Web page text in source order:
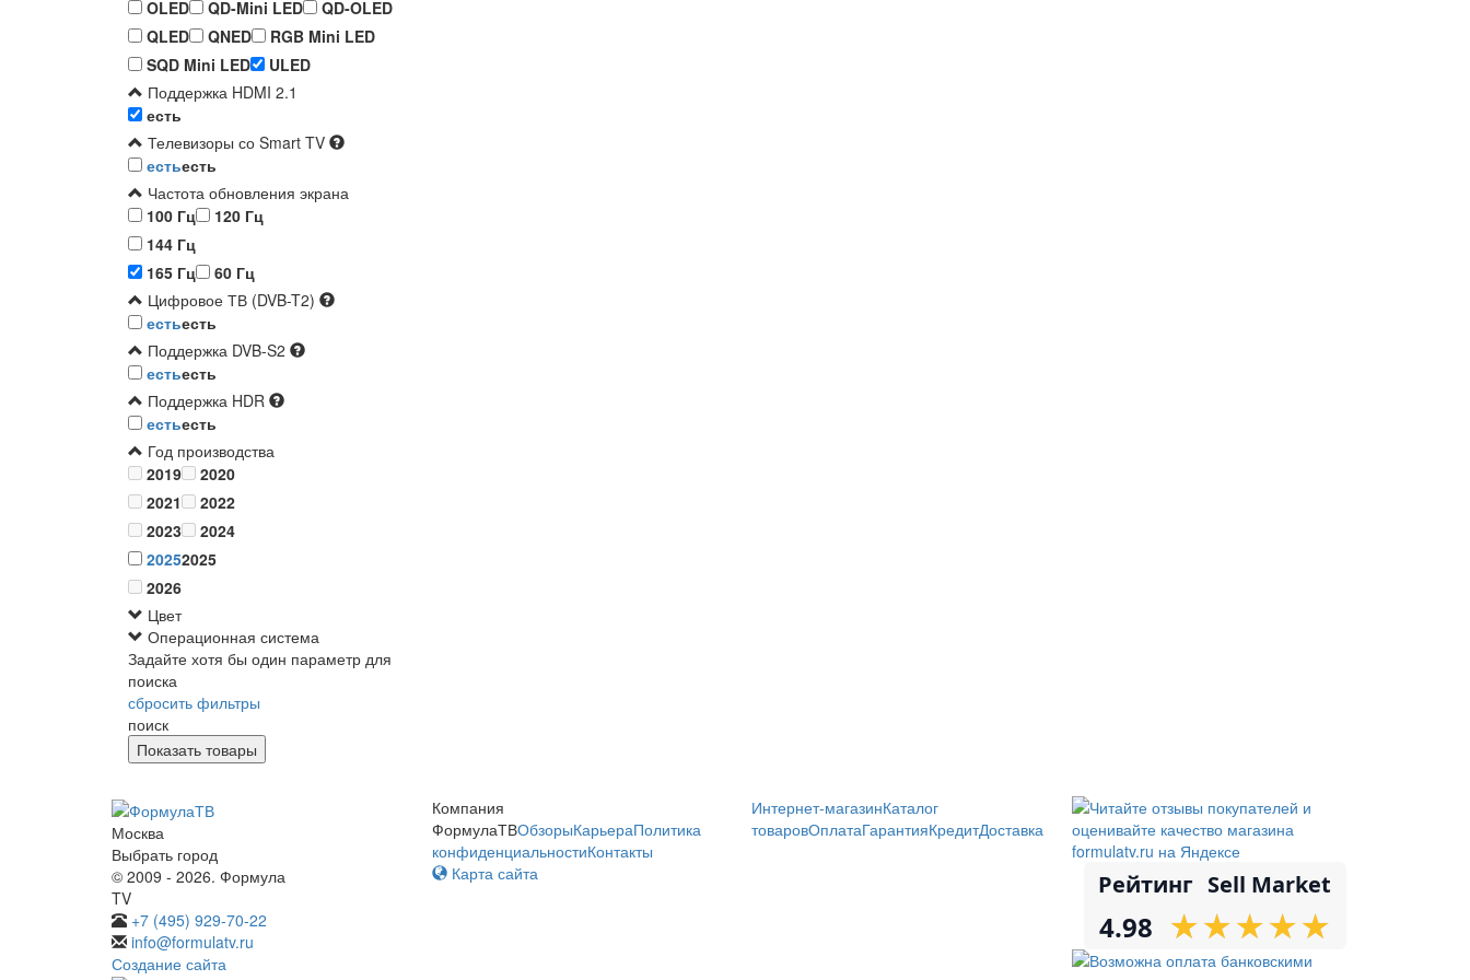
OLED
QD-Mini LED
QD-OLED
QLED
QNED
RGB Mini LED
SQD Mini LED
ULED
Поддержка HDMI 2.1
есть
Телевизоры со Smart TV
естьесть
Частота обновления экрана
100 Гц
120 Гц
144 Гц
165 Гц
60 Гц
Цифровое ТВ (DVB-T2)
естьесть
Поддержка DVB-S2
естьесть
Поддержка HDR
естьесть
Год производства
2019
2020
2021
2022
2023
2024
20252025
2026
Цвет
Операционная система
Задайте хотя бы один параметр для
поиска
сбросить фильтры
поиск
Москва
Выбрать город
© 2009 - 2026. Формула
TV
+7 (495) 929-70-22
info@formulatv.ru
Создание сайта
Компания
ФормулаТВОбзорыКарьераПолитика
конфиденциальностиКонтакты
Интернет-магазинКаталог
товаровОплатаГарантияКредитДоставка
Карта сайта
Рейтинг Sell Market
4.98 ★
★★
★★
★★
★★
★